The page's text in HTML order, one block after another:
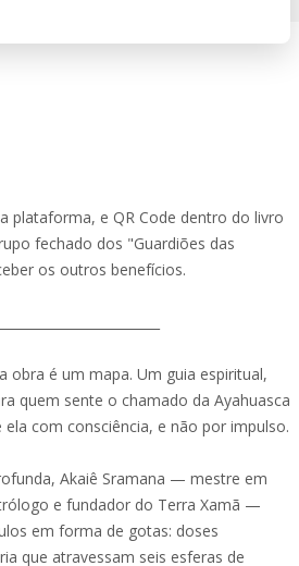
plataforma, e QR Code dentro do livro
fechado dos "Guardiões das
os outros benefícios.
obra é um mapa. Um guia espiritual,
quem sente o chamado da Ayahuasca
com consciência, e não por impulso.
Akaiê Sramana — mestre em
e fundador do Terra Xamã —
em forma de gotas: doses
que atravessam seis esferas de